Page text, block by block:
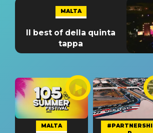
MALTA
Il best of della quinta
tappa
MALTA
#PARTNERSHI